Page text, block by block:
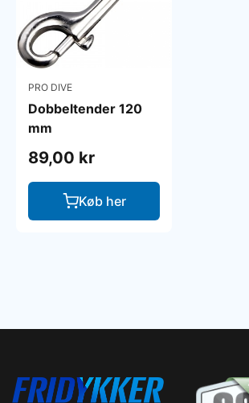
PRO DIVE
Dobbeltender 120
mm
89,00 kr
Køb her